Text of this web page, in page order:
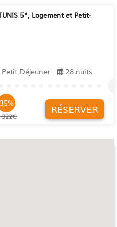
5*, Logement et Petit-
Déjeuner 28 nuits
322€
RÉSERVER